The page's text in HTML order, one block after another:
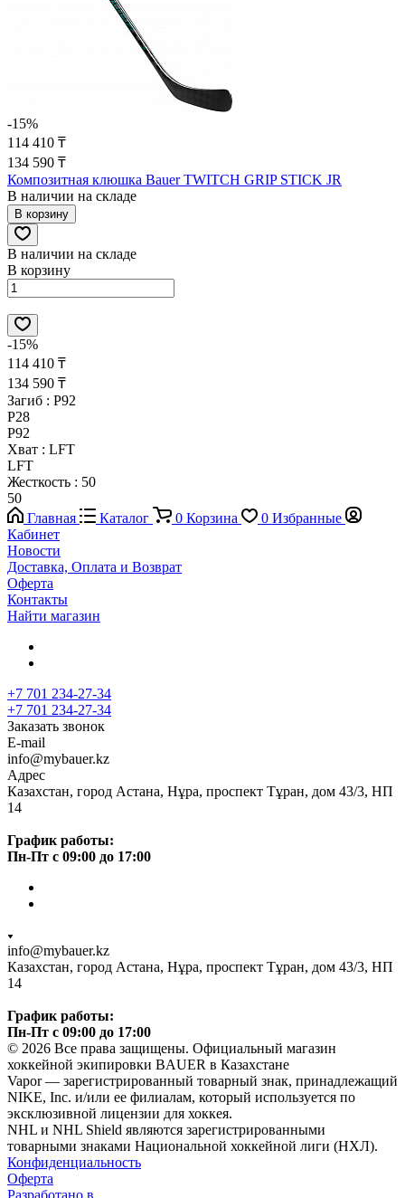
-15%
114 410 ₸
134 590 ₸
Композитная клюшка Bauer TWITCH GRIP STICK JR
В наличии на складе
В корзину
В наличии на складе
В корзину
-15%
114 410 ₸
134 590 ₸
Загиб : P92
P28
P92
Хват : LFT
LFT
Жесткость : 50
50
Главная
Каталог 0 Корзина 0 Избранные
Кабинет
Новости
Доставка, Оплата и Возврат
Оферта
Контакты
Найти магазин
+7 701 234-27-34
+7 701 234-27-34
Заказать звонок
E-mail
info@mybauer.kz
Адрес
Казахстан, город Астана, Нұра, проспект Тұран, дом 43/3, НП
14
График работы:
Пн-Пт с 09:00 до 17:00
info@mybauer.kz
Казахстан, город Астана, Нұра, проспект Тұран, дом 43/3, НП
14
График работы:
Пн-Пт с 09:00 до 17:00
© 2026 Все права защищены. Официальный магазин
хоккейной экипировки BAUER в Казахстане
Vapor — зарегистрированный товарный знак, принадлежащий
NIKE, Inc. и/или ее филиалам, который используется по
эксклюзивной лицензии для хоккея.
NHL и NHL Shield являются зарегистрированными
товарными знаками Национальной хоккейной лиги (НХЛ).
Конфиденциальность
Оферта